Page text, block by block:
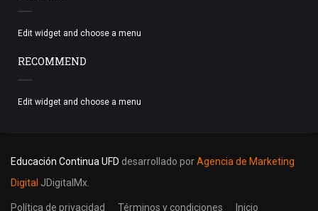
Edit widget and choose a menu
RECOMMEND
Edit widget and choose a menu
Educación Continua UFD desarrollado porAgencia de Marketing
Digital JDigitalMx.
Política de privacidad Términos y condiciones Inicio